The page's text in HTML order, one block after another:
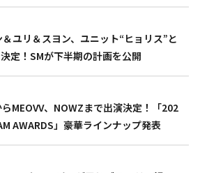
ユリ＆スヨン、ユニット“ヒョリス”と
定！SMが下半期の計画を公開
MEOVV、NOWZまで出演決定！「202
AWARDS」豪華ラインナップ発表